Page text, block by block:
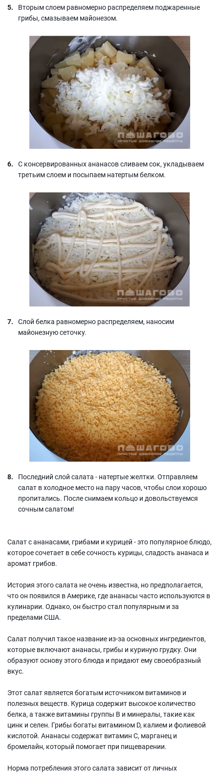
Вторым слоем равномерно распределяем поджаренные
грибы, смазываем майонезом.
С консервированных ананасов сливаем сок, укладываем
третьим слоем и посыпаем натертым белком.
Слой белка равномерно распределяем, наносим
майонезную сеточку.
Последний слой салата - натертые желтки. Отправляем
салат в холодное место на пару часов, чтобы слои хорошо
пропитались. После снимаем кольцо и довольствуемся
сочным салатом!
Салат с ананасами, грибами и курицей - это популярное блюдо,
которое сочетает в себе сочность курицы, сладость ананаса и
аромат грибов.
История этого салата не очень известна, но предполагается,
что он появился в Америке, где ананасы часто используются в
кулинарии. Однако, он быстро стал популярным и за
пределами США.
Салат получил такое название из-за основных ингредиентов,
которые включают ананасы, грибы и куриную грудку. Они
образуют основу этого блюда и придают ему своеобразный
вкус.
Этот салат является богатым источником витаминов и
полезных веществ. Курица содержит высокое количество
белка, а также витамины группы В и минералы, такие как
цинк и селен. Грибы богаты витамином D, калием и фолиевой
кислотой. Ананасы содержат витамин C, марганец и
бромелайн, который помогает при пищеварении.
Норма потребления этого салата зависит от личных